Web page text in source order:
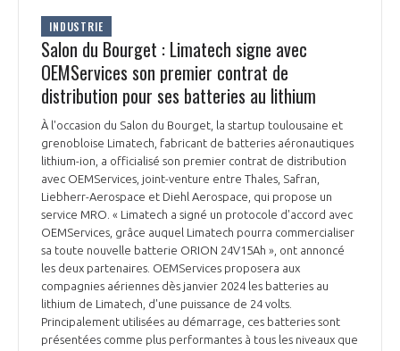
INDUSTRIE
Salon du Bourget : Limatech signe avec
OEMServices son premier contrat de
distribution pour ses batteries au lithium
À l'occasion du Salon du Bourget, la startup toulousaine et
grenobloise Limatech, fabricant de batteries aéronautiques
lithium-ion, a officialisé son premier contrat de distribution
avec OEMServices, joint-venture entre Thales, Safran,
Liebherr-Aerospace et Diehl Aerospace, qui propose un
service MRO. « Limatech a signé un protocole d'accord avec
OEMServices, grâce auquel Limatech pourra commercialiser
sa toute nouvelle batterie ORION 24V15Ah », ont annoncé
les deux partenaires. OEMServices proposera aux
compagnies aériennes dès janvier 2024 les batteries au
lithium de Limatech, d'une puissance de 24 volts.
Principalement utilisées au démarrage, ces batteries sont
présentées comme plus performantes à tous les niveaux que